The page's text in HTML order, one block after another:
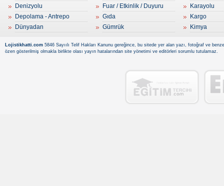
Denizyolu
Depolama - Antrepo
Dünyadan
Fuar / Etkinlik / Duyuru
Gıda
Gümrük
Karayolu
Kargo
Kimya
Lojistikhatti.com 5846 Sayıılı Telif Hakları Kanunu gereğince, bu sitede yer alan yazı, fotoğraf ve
özen gösterilmiş olmakla birlikte olası yayın hatalarından site yönetimi ve editörleri sorumlu tutulamaz.